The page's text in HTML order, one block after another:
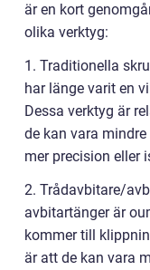
är en kort
olika verktyg:
1. Traditionella
har länge varit en
Dessa verktyg är
de kan vara
mer precision eller
2. Trådavbitare/
avbitartänger är
kommer till
är att de kan vara